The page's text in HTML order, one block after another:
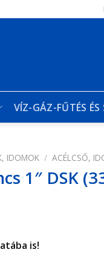
VÍZ-GÁZ-FŰTÉS ÉS
IDOMOK / ACÉLCSŐ,
1″ DSK
is!